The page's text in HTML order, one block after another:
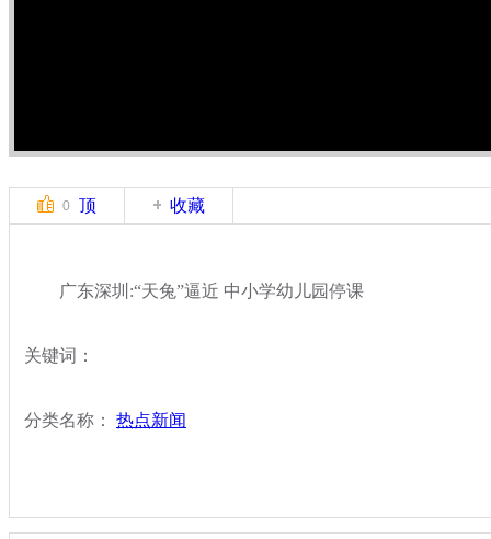
0 顶 收藏
广东深圳:“天兔”逼近 中小学幼儿园停课
关键词：
分类名称： 热点新闻